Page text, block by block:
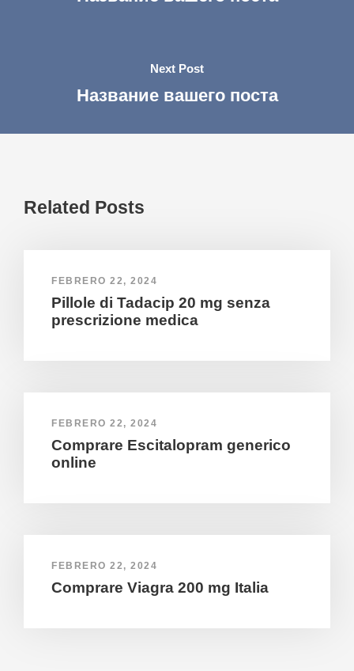
Next Post
Название вашего поста
Related Posts
FEBRERO 22, 2024
Pillole di Tadacip 20 mg senza
prescrizione medica
FEBRERO 22, 2024
Comprare Escitalopram generico
online
FEBRERO 22, 2024
Comprare Viagra 200 mg Italia